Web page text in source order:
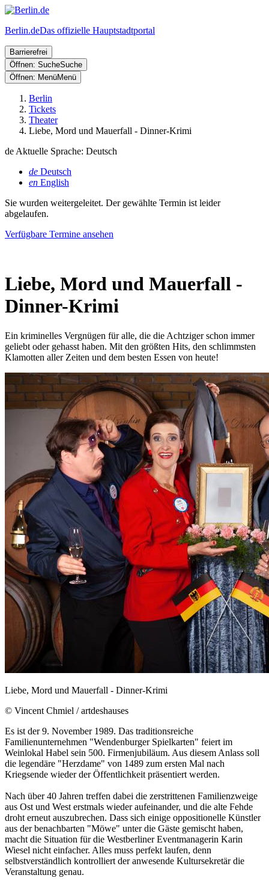
Berlin.deDas offizielle Hauptstadtportal
Barrierefrei
Öffnen: SucheSuche
Öffnen: MenüMenü
Berlin
Tickets
Theater
Liebe, Mord und Mauerfall - Dinner-Krimi
de Aktuelle Sprache: Deutsch
de Deutsch
en English
Sie wurden weitergeleitet. Der gewählte Termin ist leider
abgelaufen.
Verfügbare Termine ansehen
Liebe, Mord und Mauerfall -
Dinner-Krimi
Ein kriminelles Vergnügen für alle, die die Achtziger schon immer
geliebt oder gehasst haben. Mit den größten Hits, den schlimmsten
Klamotten aller Zeiten und dem besten Essen von heute!
Liebe, Mord und Mauerfall - Dinner-Krimi
© Vincent Chmiel / artdeshauses
Es ist der 9. November 1989. Das traditionsreiche
Familienunternehmen "Wendenburger Spielkarten" feiert im
Weinlokal Habel sein 500. Firmenjubiläum. Aus diesem Anlass soll
die legendäre "Herzdame" von 1489 zum ersten Mal nach
Kriegsende wieder der Öffentlichkeit präsentiert werden.
Nach über 40 Jahren treffen dabei die zerstrittenen Familienzweige
aus Ost und West erstmals wieder aufeinander, und die alte Fehde
droht erneut auszubrechen. Dass sich einige oppositionelle Künstler
aus der benachbarten "Möwe" unter die Gäste gemischt haben,
macht die Situation für die Westberliner Eventmanagerin Karin
Wiesel nicht einfacher. Alles muss perfekt laufen, denn
selbstverständlich kontrolliert der anwesende Kultursekretär die
Veranstaltung genau.